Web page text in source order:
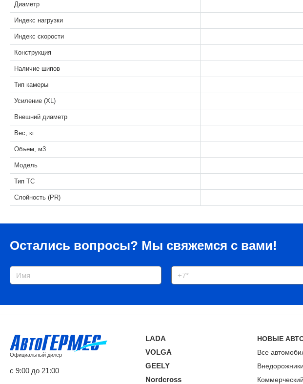
Диаметр
Индекс нагрузки
Индекс скорости
Конструкция
Наличие шипов
Тип камеры
Усиление (XL)
Внешний диаметр
Вес, кг
Объем, м3
Модель
Тип ТС
Слойность (PR)
Остались вопросы? Мы свяжемся с вами!
Официальный дилер
с 9:00 до 21:00
LADA
VOLGA
GEELY
Nordcross
НОВЫЕ
Все